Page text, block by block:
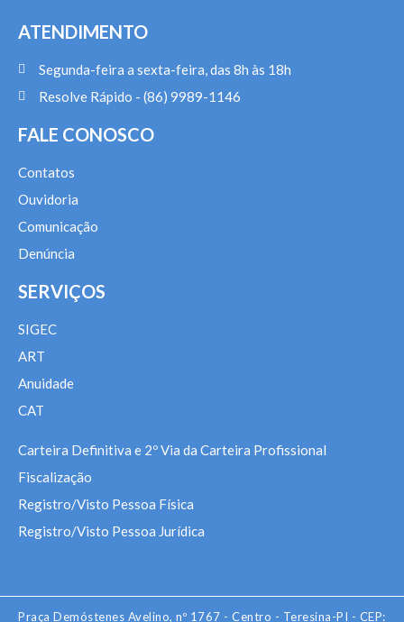
ATENDIMENTO
Segunda-feira a sexta-feira, das 8h às 18h
Resolve Rápido - (86) 9989-1146
FALE CONOSCO
Contatos
Ouvidoria
Comunicação
Denúncia
SERVIÇOS
SIGEC
ART
Anuidade
CAT
Carteira Definitiva e 2º Via da Carteira Profissional
Fiscalização
Registro/Visto Pessoa Física
Registro/Visto Pessoa Jurídica
Praça Demóstenes Avelino, nº 1767 - Centro - Teresina-PI - CEP: